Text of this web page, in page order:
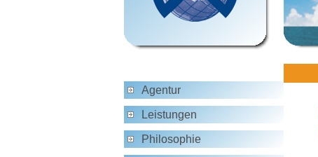
Agentur
Leistungen
Philosophie